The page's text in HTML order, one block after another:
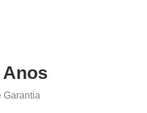
Anos
Garantia